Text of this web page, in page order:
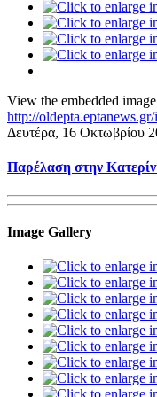
View the embedded
http://
Δευτέρα, 16 Οκτωβρίου
Παρέλαση στην
Image Gallery